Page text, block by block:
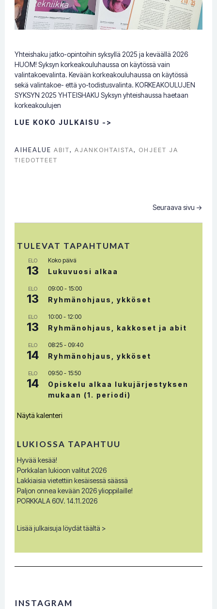
Yhteishaku jatko-opintoihin syksyllä 2025 ja keväällä 2026
HUOM! Syksyn korkeakouluhaussa on käytössä vain
valintakoevalinta. Kevään korkeakouluhaussa on käytössä
sekä valintakoe- että yo-todistusvalinta. KORKEAKOULUJEN
SYKSYN 2025 YHTEISHAKU Syksyn yhteishaussa haetaan
korkeakoulujen
LUE KOKO JULKAISU ->
AIHEALUE ABIT, AJANKOHTAISTA, OHJEET JA
TIEDOTTEET
navigation
Seuraava sivu ->
TULEVAT TAPAHTUMAT
ELO
13
Koko päivä
Lukuvuosi alkaa
ELO
13
09:00 - 15:00
Ryhmänohjaus, ykköset
ELO
13
10:00 - 12:00
Ryhmänohjaus, kakkoset ja abit
ELO
14
08:25 - 09:40
Ryhmänohjaus, ykköset
ELO
14
09:50 - 15:50
Opiskelu alkaa lukujärjestyksen
mukaan (1. periodi)
Näytä kalenteri
LUKIOSSA TAPAHTUU
Hyvää kesää!
Porkkalan lukioon valitut 2026
Lakkiaisia vietettiin kesäisessä säässä
Paljon onnea kevään 2026 ylioppilaille!
PORKKALA 60V. 14.11.2026
Lisää julkaisuja löydät täältä >
INSTAGRAM